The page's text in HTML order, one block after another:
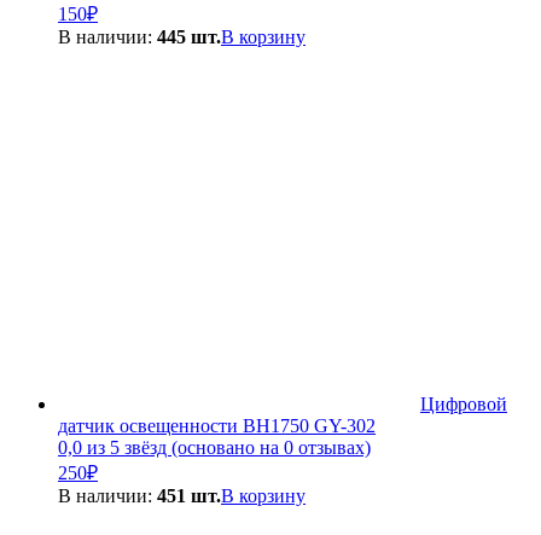
150₽
В наличии: 445 шт.В корзину
Цифровой
датчик освещенности BH1750 GY-302
0,0 из 5 звёзд (основано на 0 отзывах)
250₽
В наличии: 451 шт.В корзину